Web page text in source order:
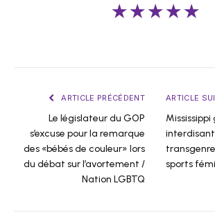
★★★★★
ARTICLE PRÉCÉDENT
Le législateur du GOP
s’excuse pour la remarque
des «bébés de couleur» lors
du débat sur l’avortement /
Nation LGBTQ
ARTICLE
Mississippi
sports